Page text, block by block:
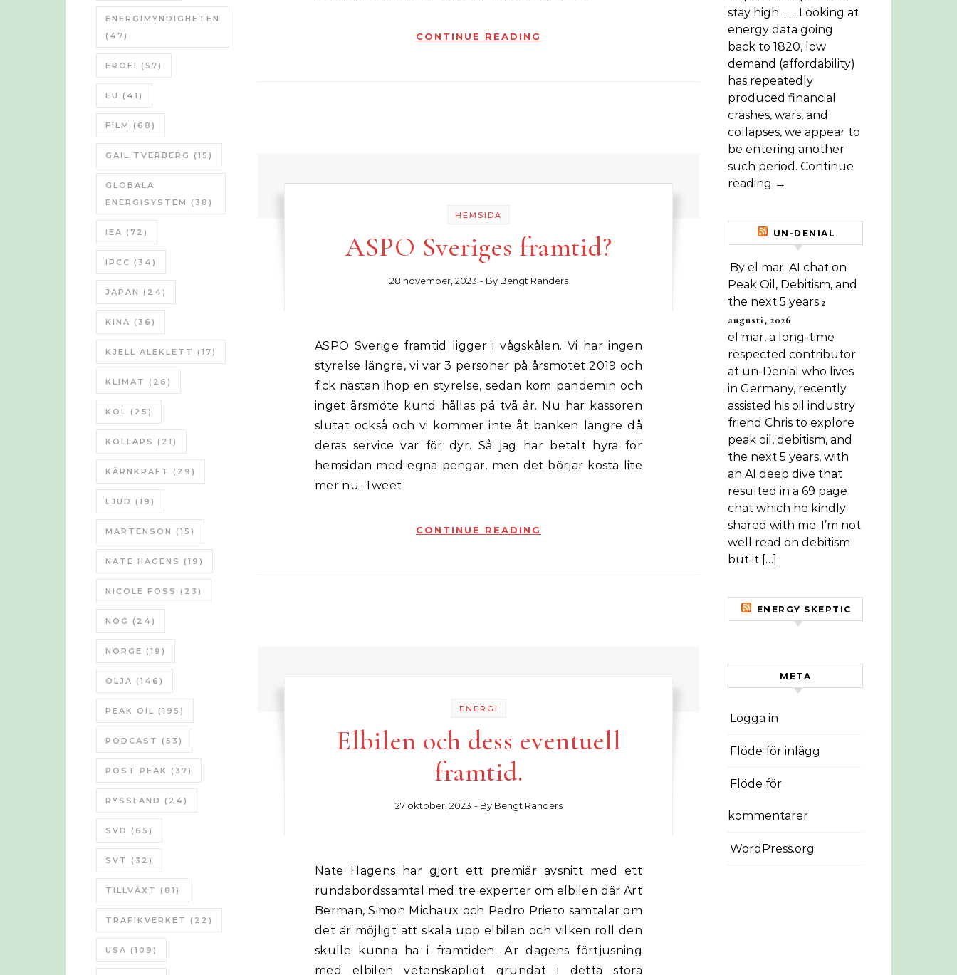
ENERGIMYNDIGHETEN
(47)
EROEI (57)
EU (41)
FILM (68)
GAIL TVERBERG (15)
GLOBALA
ENERGISYSTEM (38)
IEA (72)
IPCC (34)
JAPAN (24)
KINA (36)
KJELL ALEKLETT (17)
KLIMAT (26)
KOL (25)
KOLLAPS (21)
KÄRNKRAFT (29)
LJUD (19)
MARTENSON (15)
NATE HAGENS (19)
NICOLE FOSS (23)
NOG (24)
NORGE (19)
OLJA (146)
PEAK OIL (195)
PODCAST (53)
POST PEAK (37)
RYSSLAND (24)
SVD (65)
SVT (32)
TILLVÄXT (81)
TRAFIKVERKET (22)
USA (109)
CONTINUE READING
HEMSIDA
ASPO Sveriges framtid?
28 november, 2023 - By Bengt Randers
ASPO Sverige framtid ligger i vågskålen. Vi har ingen
styrelse längre, vi var 3 personer på årsmötet 2019 och
fick nästan ihop en styrelse, sedan kom pandemin och
inget årsmöte kund hållas på två år. Nu har kassören
slutat också och vi kommer inte åt banken längre då
deras service var för dyr. Så jag har betalt hyra för
hemsidan med egna pengar, men det börjar kosta lite
mer nu. Tweet
CONTINUE READING
ENERGI
Elbilen och dess eventuell
framtid.
27 oktober, 2023 - By Bengt Randers
Nate Hagens har gjort ett premiär avsnitt med ett
rundabordssamtal med tre experter om elbilen där Art
Berman, Simon Michaux och Pedro Prieto samtalar om
det är möjligt att skala upp elbilen och vilken roll den
skulle kunna ha i framtiden. Är dagens förtjusning
med elbilen vetenskapligt grundat i detta stora
stay high. . . . Looking at
energy data going
back to 1820, low
demand (affordability)
has repeatedly
produced financial
crashes, wars, and
collapses, we appear to
be entering another
such period. Continue
reading →
UN-DENIAL
By el mar: AI chat on
Peak Oil, Debitism, and
the next 5 years 2
augusti, 2026
el mar, a long-time
respected contributor
at un-Denial who lives
in Germany, recently
assisted his oil industry
friend Chris to explore
peak oil, debitism, and
the next 5 years, with
an AI deep dive that
resulted in a 69 page
chat which he kindly
shared with me. I’m not
well read on debitism
but it […]
ENERGY SKEPTIC
META
Logga in
Flöde för inlägg
Flöde för
kommentarer
WordPress.org